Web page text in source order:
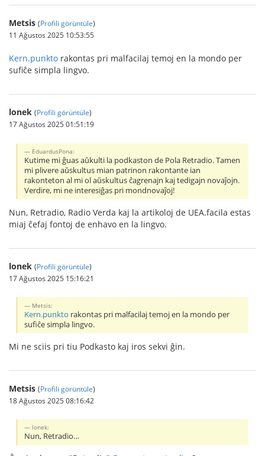
Metsis (Profili görüntüle)
11 Ağustos 2025 10:53:55
Kern.punkto rakontas pri malfacilaj temoj en la mondo per
sufiĉe simpla lingvo.
lonek (Profili görüntüle)
17 Ağustos 2025 01:51:19
EduardusPona:
Kutime mi ĝuas aŭkulti la podkaston de Pola Retradio. Tamen
mi plivere aŭskultus mian patrinon rakontante ian
rakonteton al mi ol aŭskultus ĉagrenajn kaj tedigajn novaĵojn.
Verdire, mi ne interesiĝas pri mondnovaĵoj!
Nun, Retradio, Radio Verda kaj la artikoloj de UEA.facila estas
miaj ĉefaj fontoj de enhavo en la lingvo.
lonek (Profili görüntüle)
17 Ağustos 2025 15:16:21
Metsis:
Kern.punkto rakontas pri malfacilaj temoj en la mondo per
sufiĉe simpla lingvo.
Mi ne sciis pri tiu Podkasto kaj iros sekvi ĝin.
Metsis (Profili görüntüle)
18 Ağustos 2025 08:16:42
lonek:
Nun, Retradio…